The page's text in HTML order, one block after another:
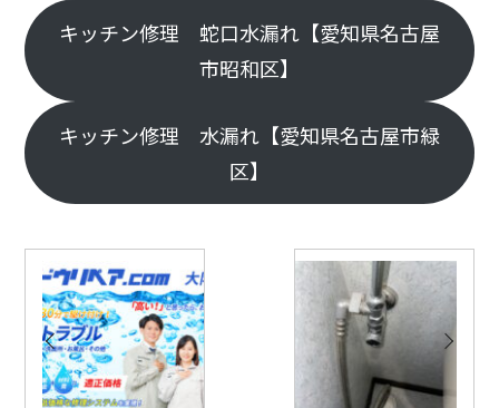
キッチン修理 蛇口水漏れ【愛知県名古屋
市昭和区】
キッチン修理 水漏れ【愛知県名古屋市緑
区】